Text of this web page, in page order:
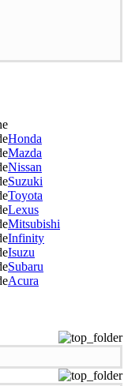
Honda
Mazda
Nissan
Suzuki
Toyota
Lexus
Mitsubishi
Infinity
Isuzu
Subaru
Acura